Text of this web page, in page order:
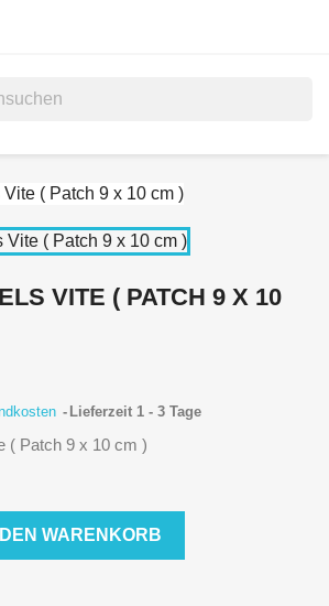
VITE ( PATCH 9 X 10
Lieferzeit 1 - 3 Tage
( Patch 9 x 10 cm )
DEN WARENKORB